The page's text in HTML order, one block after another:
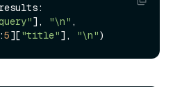
], "\n" ,
5]["title"], "\n"